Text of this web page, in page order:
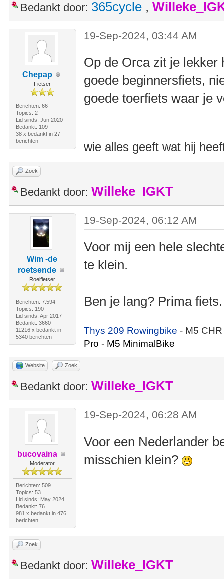
Bedankt door: 365cycle ,
Chepap
Fietser
Berichten: 66
Topics: 2
Lid sinds: Jun 2020
Bedankt: 109
38 x bedankt in 27
berichten
19-Sep-2024, 03:44 AM
Op de Orca zit je lekker
goede beginnersfiets,
goede toerfiets waar je
wie alles geeft wat hij
Zoek
Bedankt door: Willeke_IGKT
Wim -de
roetsende
Roeifietser
Berichten: 7.594
Topics: 190
Lid sinds: Apr 2017
Bedankt: 3660
11216 x bedankt in
5340 berichten
19-Sep-2024, 06:12 AM
Voor mij een hele
te klein.
Ben je lang? Prima fiets.
Thys 209 Rowingbike- M5
Pro - M5 MinimalBike
Website Zoek
Bedankt door: Willeke_IGKT
bucovaina
Moderator
Berichten: 509
Topics: 53
Lid sinds: May 2024
Bedankt: 76
981 x bedankt in 476
berichten
19-Sep-2024, 06:28 AM
Voor een Nederlander
misschien klein?
Zoek
Bedankt door: Willeke_IGKT